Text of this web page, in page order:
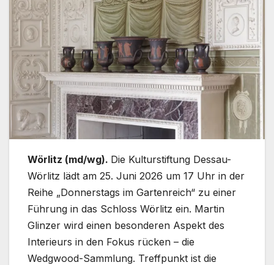
Wörlitz (md/wg). Die Kulturstiftung Dessau-
Wörlitz lädt am 25. Juni 2026 um 17 Uhr in der
Reihe „Donnerstags im Gartenreich“ zu einer
Führung in das Schloss Wörlitz ein. Martin
Glinzer wird einen besonderen Aspekt des
Interieurs in den Fokus rücken – die
Wedgwood-Sammlung. Treffpunkt ist die